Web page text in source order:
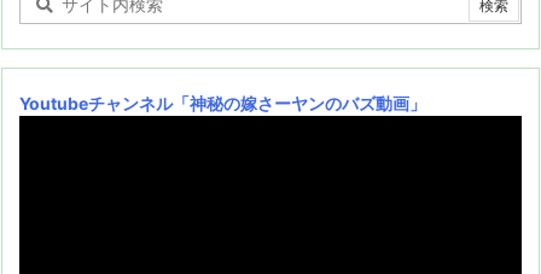
Youtubeチャンネル「神秘の嫁さーヤンのバズ動画」